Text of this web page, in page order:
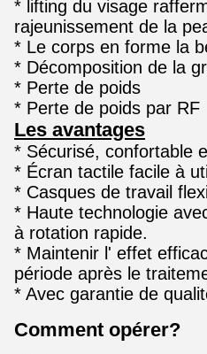
* lifting du visage
rajeunissement de la
* Le corps en forme la
* Décomposition de la
* Perte de poids
* Perte de poids par RF
Les avantages
* Sécurisé, confortable
* Écran tactile facile à
* Casques de travail
* Haute technologie
à rotation rapide.
* Maintenir l' effet
période après le
* Avec garantie de
Comment opérer?